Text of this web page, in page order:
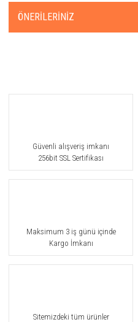
ÖNERILERINIZ
Güvenli alışveriş imkanı
256bit SSL Sertifikası
Maksimum 3 iş günü içinde
Kargo İmkanı
Sitemizdeki tüm ürünler